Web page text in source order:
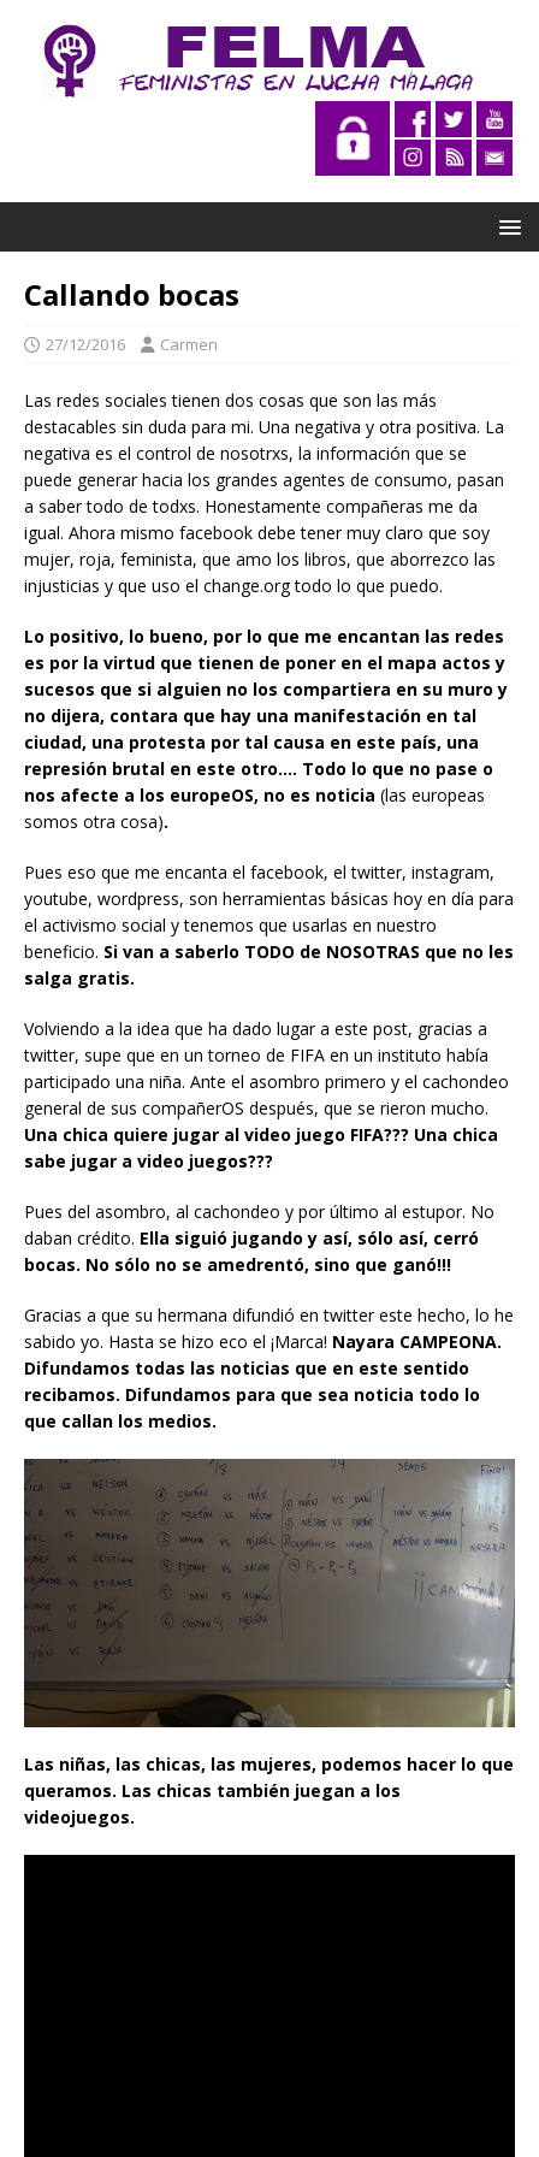
Callando bocas
27/12/2016 Carmen
Las redes sociales tienen dos cosas que son las más
destacables sin duda para mi. Una negativa y otra positiva. La
negativa es el control de nosotrxs, la información que se
puede generar hacia los grandes agentes de consumo, pasan
a saber todo de todxs. Honestamente compañeras me da
igual. Ahora mismo facebook debe tener muy claro que soy
mujer, roja, feminista, que amo los libros, que aborrezco las
injusticias y que uso el change.org todo lo que puedo.
Lo positivo, lo bueno, por lo que me encantan las redes
es por la virtud que tienen de poner en el mapa actos y
sucesos que si alguien no los compartiera en su muro y
no dijera, contara que hay una manifestación en tal
ciudad, una protesta por tal causa en este país, una
represión brutal en este otro…. Todo lo que no pase o
nos afecte a los europeOS, no es noticia (las europeas
somos otra cosa).
Pues eso que me encanta el facebook, el twitter, instagram,
youtube, wordpress, son herramientas básicas hoy en día para
el activismo social y tenemos que usarlas en nuestro
beneficio. Si van a saberlo TODO de NOSOTRAS que no les
salga gratis.
Volviendo a la idea que ha dado lugar a este post, gracias a
twitter, supe que en un torneo de FIFA en un instituto había
participado una niña. Ante el asombro primero y el cachondeo
general de sus compañerOS después, que se rieron mucho.
Una chica quiere jugar al video juego FIFA??? Una chica
sabe jugar a video juegos???
Pues del asombro, al cachondeo y por último al estupor. No
daban crédito. Ella siguió jugando y así, sólo así, cerró
bocas. No sólo no se amedrentó, sino que ganó!!!
Gracias a que su hermana difundió en twitter este hecho, lo he
sabido yo. Hasta se hizo eco el ¡Marca! Nayara CAMPEONA.
Difundamos todas las noticias que en este sentido
recibamos. Difundamos para que sea noticia todo lo
que callan los medios.
Las niñas, las chicas, las mujeres, podemos hacer lo que
queramos. Las chicas también juegan a los
videojuegos.